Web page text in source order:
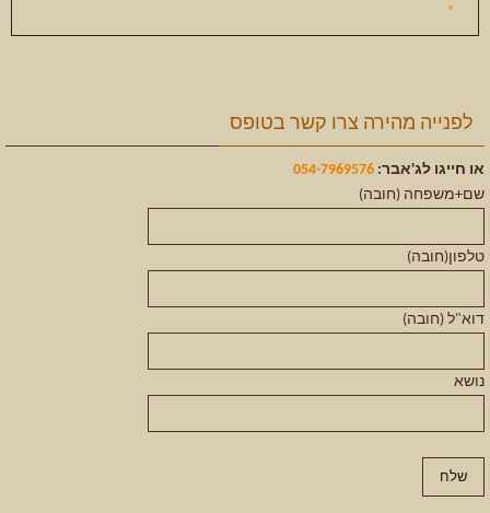
»
לפנייה מהירה צרו קשר בטופס
או חייגו לג'אבר: 054-7969576
שם+משפחה (חובה)
טלפון(חובה)
דוא"ל (חובה)
נושא